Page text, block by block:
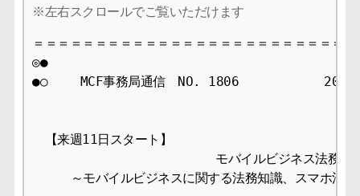
＝＝＝＝＝＝＝＝＝＝＝＝＝＝＝＝＝＝＝＝＝＝＝＝＝
◎●
●○　　 MCF事務局通信　NO. 1806   　　　　　
【来週11日スタート】
モバイルビジネス法務・
～モバイルビジネスに関する法務知識、スマホ法